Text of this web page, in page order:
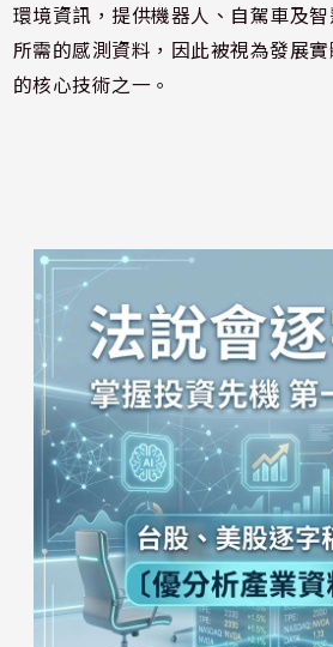
環境資訊，提供機器人、自駕車及
所需的感測資料，因此被視為發展實
的核心技術之一。